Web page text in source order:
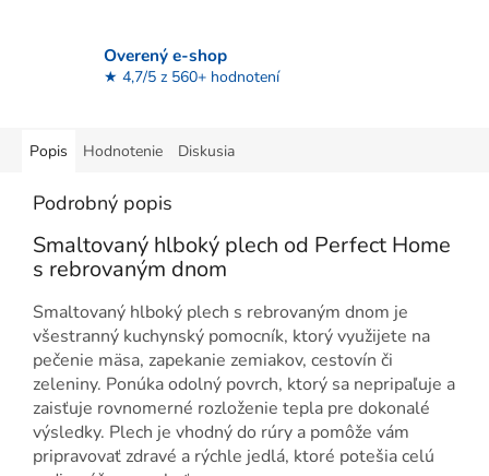
Overený e-shop
★ 4,7/5 z 560+ hodnotení
Popis Hodnotenie Diskusia
Podrobný popis
Smaltovaný hlboký plech od Perfect Home
s rebrovaným dnom
Smaltovaný hlboký plech s rebrovaným dnom je
všestranný kuchynský pomocník, ktorý využijete na
pečenie mäsa, zapekanie zemiakov, cestovín či
zeleniny. Ponúka odolný povrch, ktorý sa nepripaľuje a
zaisťuje rovnomerné rozloženie tepla pre dokonalé
výsledky. Plech je vhodný do rúry a pomôže vám
pripravovať zdravé a rýchle jedlá, ktoré potešia celú